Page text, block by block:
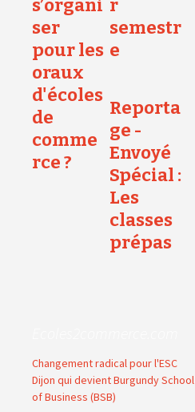
s’organi
ser
pour les
oraux
d'écoles
de
comme
rce ?
r
semestr
e
Reporta
ge -
Envoyé
Spécial :
Les
classes
prépas
Changement radical pour l'ESC
Dijon qui devient Burgundy School
of Business (BSB)